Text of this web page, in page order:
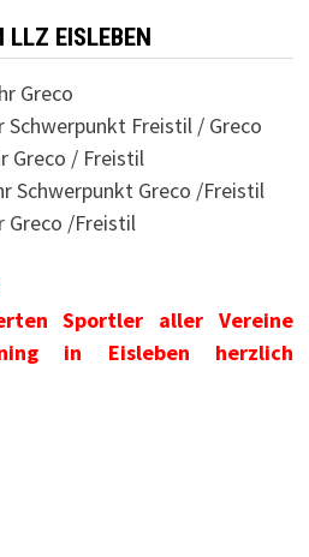
EISLEBEN
Greco
Schwerpunkt Freistil / Greco
Greco / Freistil
Schwerpunkt Greco /Freistil
Greco /Freistil
Sportler aller Vereine
in Eisleben herzlich